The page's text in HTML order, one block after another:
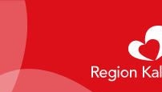
Hoppa till innehåll